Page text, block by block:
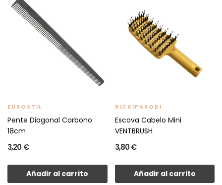
EUROSTIL
Pente Diagonal Carbono
18cm
3,20 €
Añadir al carrito
RICKIPARODI
Escova Cabelo Mini
VENTBRUSH
3,80 €
Añadir al carrito